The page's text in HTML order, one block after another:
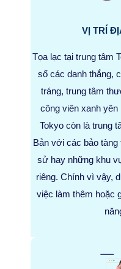
VỊ TRÍ
Tọa lạc tại trung tâm
số các danh thắng,
tráng, trung tâm
công viên xanh yên
Tokyo còn là trung
Bản với các bảo tàng
sử hay những khu
riêng. Chính vì vậy,
việc làm thêm hoặc